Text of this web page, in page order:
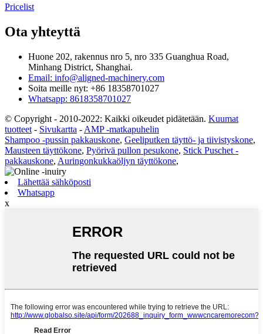
Pricelist
Ota yhteyttä
Huone 202, rakennus nro 5, nro 335 Guanghua Road,
Minhang District, Shanghai.
Email: info@aligned-machinery.com
Soita meille nyt: +86 18358701027
Whatsapp: 8618358701027
© Copyright - 2010-2022: Kaikki oikeudet pidätetään. Kuumat
tuotteet - Sivukartta - AMP -matkapuhelin
Shampoo -pussin pakkauskone, Geeliputken täyttö- ja tiivistyskone,
Mausteen täyttökone, Pyörivä pullon pesukone, Stick Puschet -
pakkauskone, Auringonkukkaöljyn täyttökone,
Lähettää sähköposti
Whatsapp
x